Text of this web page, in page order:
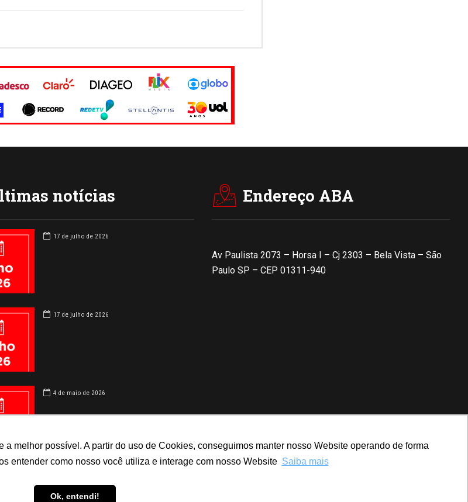
melhor possível. A partir do uso de Cookies, conseguimos manter nosso Website operando de forma
entender como nosso você utiliza e interage com nosso Website Saiba mais
Ok, entendi!
notícias
17 de julho de 2026
17 de julho de 2026
4 de maio de 2026
Endereço ABA
Av Paulista 2073 – Horsa I – Cj 2303 – Bela Vista – São
Paulo SP – CEP 01311-940